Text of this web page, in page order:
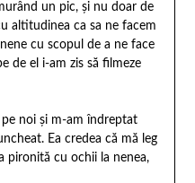
un pic, și nu doar de
altitudinea ca sa ne facem
cu scopul de a ne face
de el i-am zis să filmeze
noi și m-am îndreptat
Ea credea că mă leg
pironită cu ochii la nenea,